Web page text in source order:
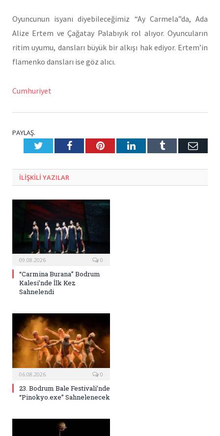
Oyuncunun isyanı diyebileceğimiz “Ay Carmela”da, Ada
Alize Ertem ve Çağatay Palabıyık rol alıyor. Oyuncuların
ritim uyumu, dansları büyük bir alkışı hak ediyor. Ertem’in
flamenko dansları ise göz alıcı.
Cumhuriyet
PAYLAŞ.
TwitterFacebookPinterestLinkedInTumblr E-
ILIŞKILI YAZILAR
09.08.2026 0
“Carmina Burana” Bodrum
Kalesi’nde İlk Kez
Sahnelendi
06.08.2026 0
23. Bodrum Bale Festivali’nde
“Pinokyo.exe” Sahnelenecek